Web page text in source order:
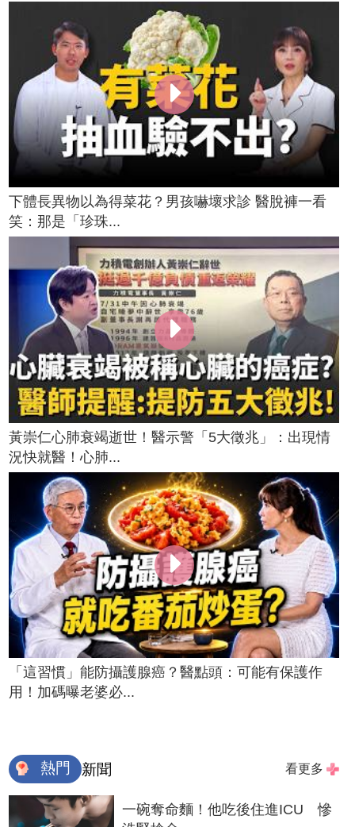
下體長異物以為得菜花？男孩嚇壞求診 醫脫褲一看
笑：那是「珍珠...
黃崇仁心肺衰竭逝世！醫示警「5大徵兆」：出現情
況快就醫！心肺...
「這習慣」能防攝護腺癌？醫點頭：可能有保護作
用！加碼曝老婆必...
熱門 新聞 看更多
一碗奪命麵！他吃後住進ICU 慘